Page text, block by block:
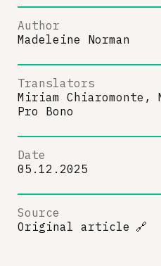
Author
Madeleine Norman
Translators
Miriam Chiaromonte,
Pro Bono
Date
05.12.2025
Source
Original article 🔗